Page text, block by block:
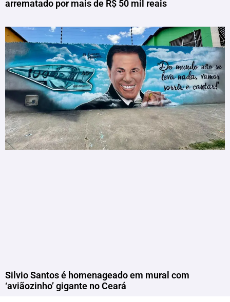
arrematado por mais de R$ 50 mil reais
Silvio Santos é homenageado em mural com
‘aviãozinho’ gigante no Ceará